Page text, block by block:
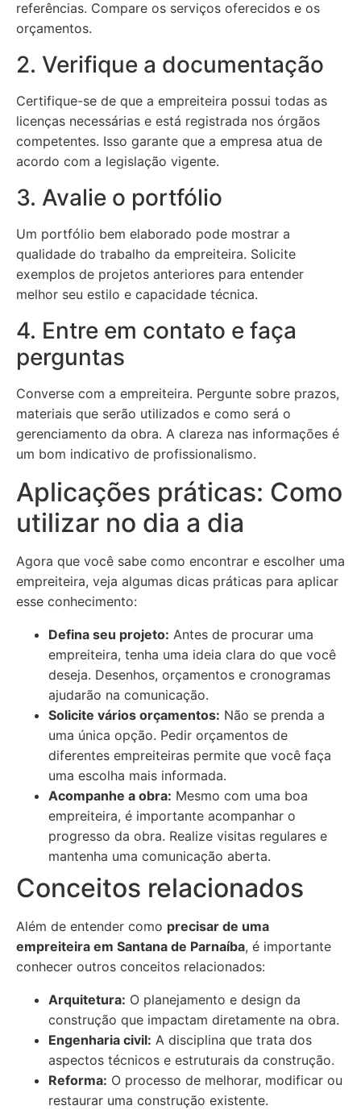
referências. Compare os serviços oferecidos e os
orçamentos.
2. Verifique a documentação
Certifique-se de que a empreiteira possui todas as
licenças necessárias e está registrada nos órgãos
competentes. Isso garante que a empresa atua de
acordo com a legislação vigente.
3. Avalie o portfólio
Um portfólio bem elaborado pode mostrar a
qualidade do trabalho da empreiteira. Solicite
exemplos de projetos anteriores para entender
melhor seu estilo e capacidade técnica.
4. Entre em contato e faça
perguntas
Converse com a empreiteira. Pergunte sobre prazos,
materiais que serão utilizados e como será o
gerenciamento da obra. A clareza nas informações é
um bom indicativo de profissionalismo.
Aplicações práticas: Como
utilizar no dia a dia
Agora que você sabe como encontrar e escolher uma
empreiteira, veja algumas dicas práticas para aplicar
esse conhecimento:
Defina seu projeto: Antes de procurar uma
empreiteira, tenha uma ideia clara do que você
deseja. Desenhos, orçamentos e cronogramas
ajudarão na comunicação.
Solicite vários orçamentos: Não se prenda a
uma única opção. Pedir orçamentos de
diferentes empreiteiras permite que você faça
uma escolha mais informada.
Acompanhe a obra: Mesmo com uma boa
empreiteira, é importante acompanhar o
progresso da obra. Realize visitas regulares e
mantenha uma comunicação aberta.
Conceitos relacionados
Além de entender como precisar de uma
empreiteira em Santana de Parnaíba, é importante
conhecer outros conceitos relacionados:
Arquitetura: O planejamento e design da
construção que impactam diretamente na obra.
Engenharia civil: A disciplina que trata dos
aspectos técnicos e estruturais da construção.
Reforma: O processo de melhorar, modificar ou
restaurar uma construção existente.